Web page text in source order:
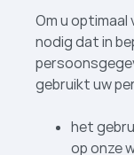
Om u optimaal
nodig dat in
gebruikt uw
het
op onze